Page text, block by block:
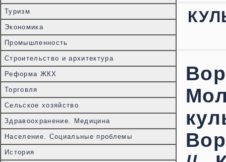
Туризм
Экономика
Промышленность
Строительство и архитектура
Реформа ЖКХ
Торговля
Сельское хозяйство
Здравоохранение. Медицина
Население. Социальные проблемы
История